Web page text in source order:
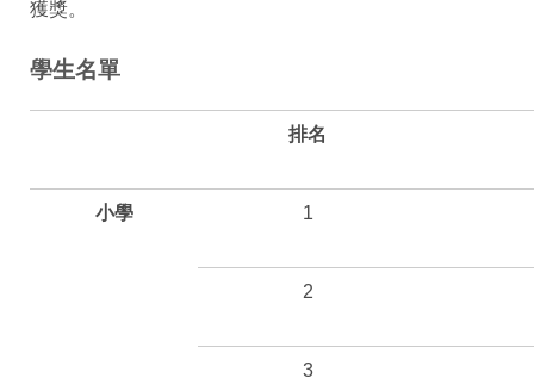
獲獎。
學生名單
排名
小學 1
2
3